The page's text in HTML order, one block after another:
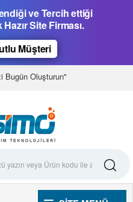
ve Tercih ettiği
Site Firması.
Müşteri
Bugün Oluşturun"